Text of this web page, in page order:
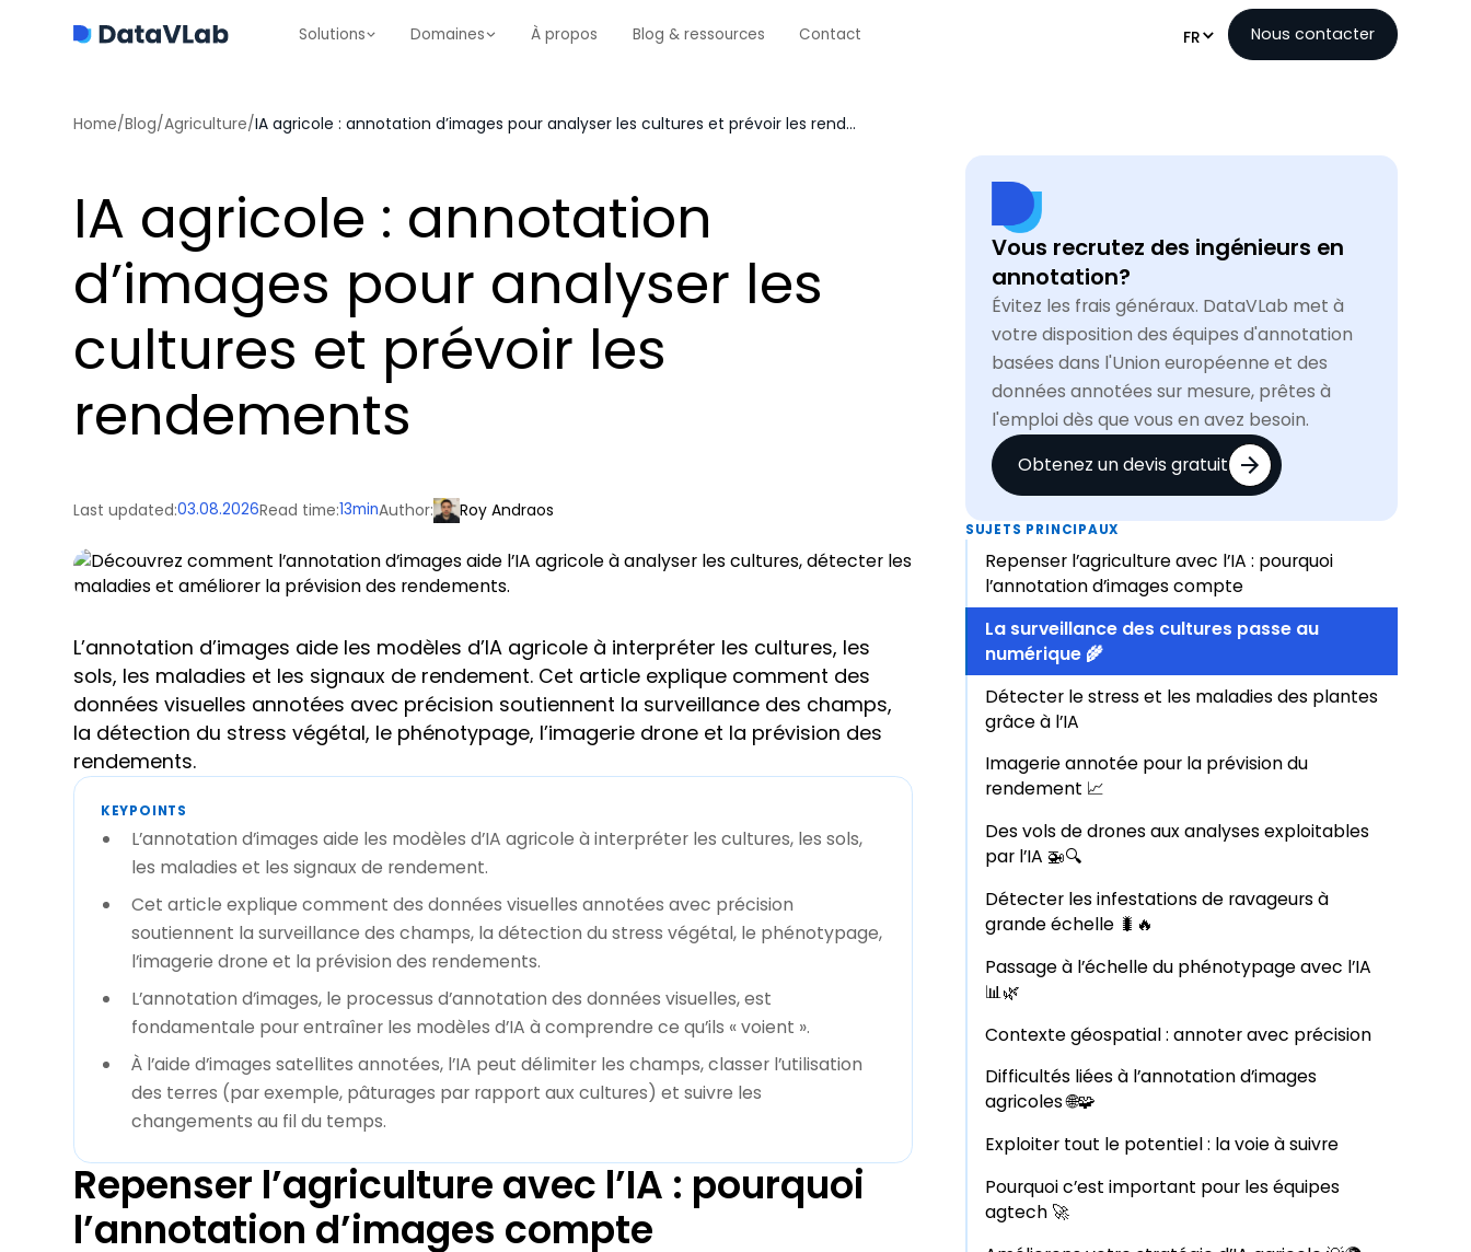
Solutions Domaines À propos Blog & ressources Contact FR Nous contacter
Home/Blog/Agriculture/ IA agricole : annotation d’images pour analyser les cultures et prévoir les rendements
IA agricole : annotation
d’images pour analyser les
cultures et prévoir les
rendements
Last updated:03.08.2026Read time:13minAuthor: Roy Andraos
L’annotation d’images aide les modèles d’IA agricole à interpréter les cultures, les
sols, les maladies et les signaux de rendement. Cet article explique comment des
données visuelles annotées avec précision soutiennent la surveillance des champs,
la détection du stress végétal, le phénotypage, l’imagerie drone et la prévision des
rendements.
KEYPOINTS
L’annotation d’images aide les modèles d’IA agricole à interpréter les cultures, les sols,
les maladies et les signaux de rendement.
Cet article explique comment des données visuelles annotées avec précision
soutiennent la surveillance des champs, la détection du stress végétal, le phénotypage,
l’imagerie drone et la prévision des rendements.
L’annotation d’images, le processus d’annotation des données visuelles, est
fondamentale pour entraîner les modèles d’IA à comprendre ce qu’ils « voient ».
À l’aide d’images satellites annotées, l’IA peut délimiter les champs, classer l’utilisation
des terres (par exemple, pâturages par rapport aux cultures) et suivre les
changements au fil du temps.
Repenser l’agriculture avec l’IA : pourquoi
l’annotation d’images compte
Vous recrutez des ingénieurs en
annotation?
Évitez les frais généraux. DataVLab met à
votre disposition des équipes d'annotation
basées dans l'Union européenne et des
données annotées sur mesure, prêtes à
l'emploi dès que vous en avez besoin.
Obtenez un devis gratuit
SUJETS PRINCIPAUX
Repenser l’agriculture avec l’IA : pourquoi
l’annotation d’images compte
La surveillance des cultures passe au
numérique 🌾
Détecter le stress et les maladies des plantes
grâce à l’IA
Imagerie annotée pour la prévision du
rendement 📈
Des vols de drones aux analyses exploitables
par l’IA 🚁🔍
Détecter les infestations de ravageurs à
grande échelle 🐛🔥
Passage à l’échelle du phénotypage avec l’IA
📊🌿
Contexte géospatial : annoter avec précision
Difficultés liées à l’annotation d’images
agricoles 🌐🧩
Exploiter tout le potentiel : la voie à suivre
Pourquoi c’est important pour les équipes
agtech 🚀